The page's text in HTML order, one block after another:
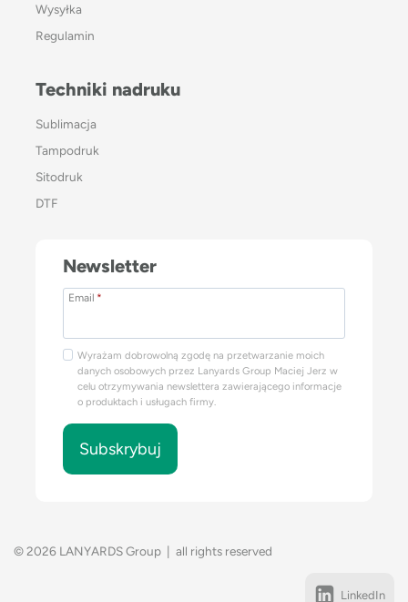
Wysyłka
Regulamin
Techniki nadruku
Sublimacja
Tampodruk
Sitodruk
DTF
Newsletter
Email *
Wyrażam dobrowolną zgodę na przetwarzanie moich
danych osobowych przez Lanyards Group Maciej Jerz w
celu otrzymywania newslettera zawierającego informacje
o produktach i usługach firmy.
Subskrybuj
© 2026 LANYARDS Group | all rights reserved
LinkedIn